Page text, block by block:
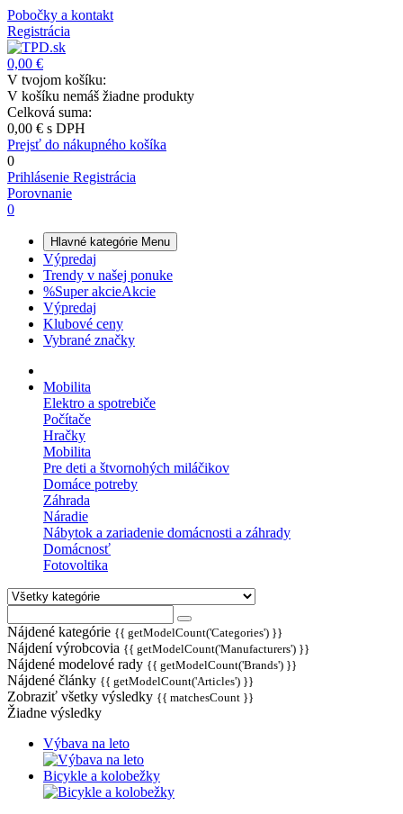
Pobočky a kontakt
Registrácia
0,00 €
V tvojom košíku:
V košíku nemáš žiadne produkty
Celková suma:
0,00 € s DPH
Prejsť do nákupného košíka
0
Prihlásenie Registrácia
Porovnanie
0
Hlavné kategórie Menu
Výpredaj
Trendy v našej ponuke
%Super akcieAkcie
Výpredaj
Klubové ceny
Vybrané značky
Mobilita
Elektro a spotrebiče
Počítače
Hračky
Mobilita
Pre deti a štvornohých miláčikov
Domáce potreby
Záhrada
Náradie
Nábytok a zariadenie domácnosti a záhrady
Domácnosť
Fotovoltika
Nájdené kategórie {{ getModelCount('Categories') }}
Nájdení výrobcovia {{ getModelCount('Manufacturers') }}
Nájdené modelové rady {{ getModelCount('Brands') }}
Nájdené články {{ getModelCount('Articles') }}
Zobraziť všetky výsledky {{ matchesCount }}
Žiadne výsledky
Výbava na leto
Bicykle a kolobežky